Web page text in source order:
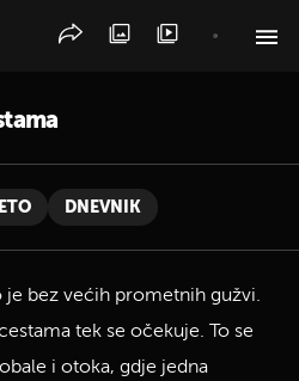
DNEVNIK
je bez većih prometnih gužvi.
tek se očekuje. To se
i otoka, gdje jedna